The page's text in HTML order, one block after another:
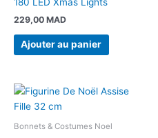
229,00 MAD
Ajouter au panier
Bonnets & Costumes Noel
Le
était :
199,00 MAD.
Le